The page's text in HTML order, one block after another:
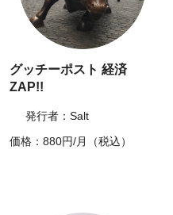
グッチーポスト 経済
ZAP!!
発行者：Salt
価格：880円/月（税込）